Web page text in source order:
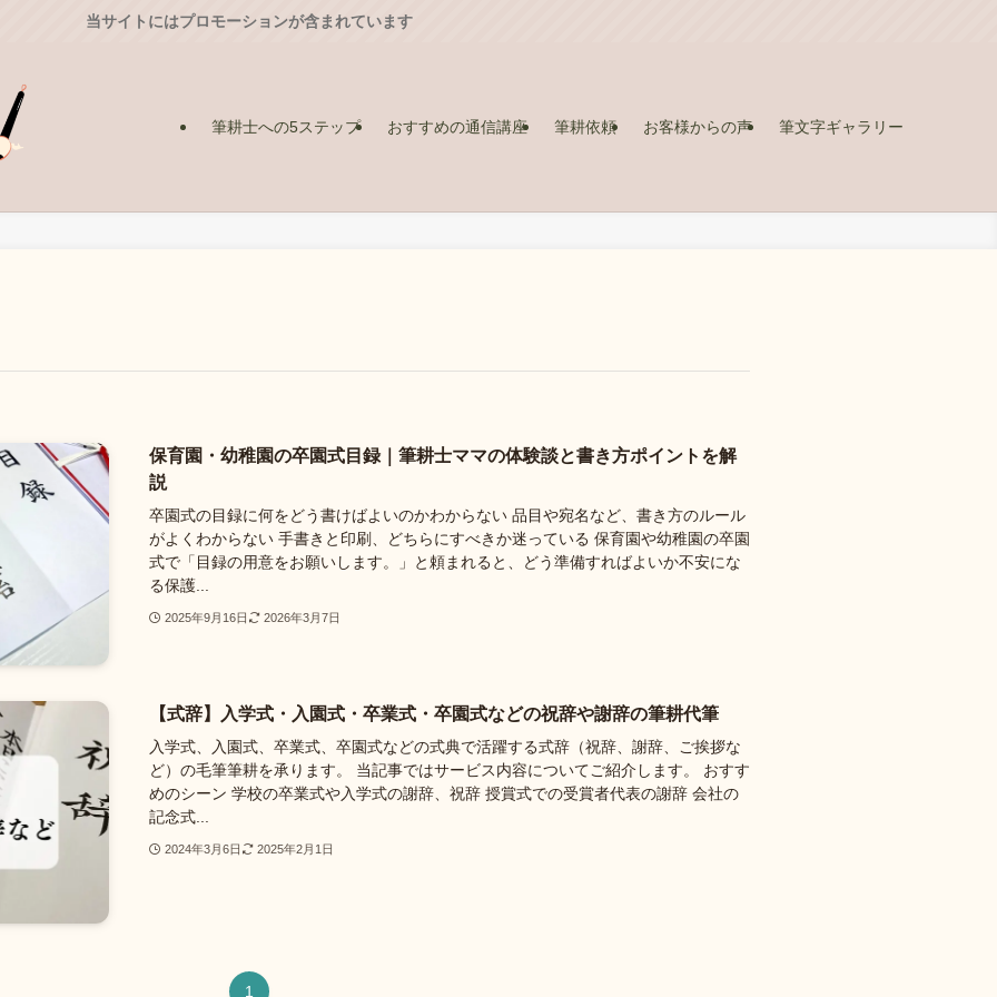
当サイトにはプロモーションが含まれています
筆耕士への5ステップ おすすめの通信講座 筆耕依頼 お客様からの声 筆文字ギャラリー
保育園・幼稚園の卒園式目録｜筆耕士ママの体験談と書き方ポイントを解
説
卒園式の目録に何をどう書けばよいのかわからない 品目や宛名など、書き方のルール
がよくわからない 手書きと印刷、どちらにすべきか迷っている 保育園や幼稚園の卒園
式で「目録の用意をお願いします。」と頼まれると、どう準備すればよいか不安にな
る保護...
2025年9月16日 2026年3月7日
【式辞】入学式・入園式・卒業式・卒園式などの祝辞や謝辞の筆耕代筆
入学式、入園式、卒業式、卒園式などの式典で活躍する式辞（祝辞、謝辞、ご挨拶な
ど）の毛筆筆耕を承ります。 当記事ではサービス内容についてご紹介します。 おすす
めのシーン 学校の卒業式や入学式の謝辞、祝辞 授賞式での受賞者代表の謝辞 会社の
記念式...
2024年3月6日 2025年2月1日
1